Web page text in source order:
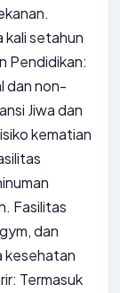
kali setahun
Pendidikan:
dan non-
Jiwa dan
kematian
Fasilitas
dan
kesehatan
Termasuk